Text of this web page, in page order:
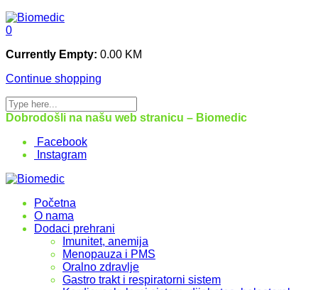
0
Currently Empty: 0.00 KM
Continue shopping
Dobrodošli na našu web stranicu – Biomedic
Facebook
Instagram
Početna
O nama
Dodaci prehrani
Imunitet, anemija
Menopauza i PMS
Oralno zdravlje
Gastro trakt i respiratorni sistem